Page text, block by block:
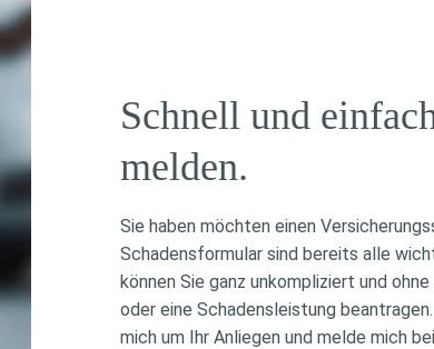
Schnell und
melden.
Sie haben möchten einen
Schadensformular sind bereits alle
können Sie ganz unkompliziert und
oder eine Schadensleistung
mich um Ihr Anliegen und melde mich